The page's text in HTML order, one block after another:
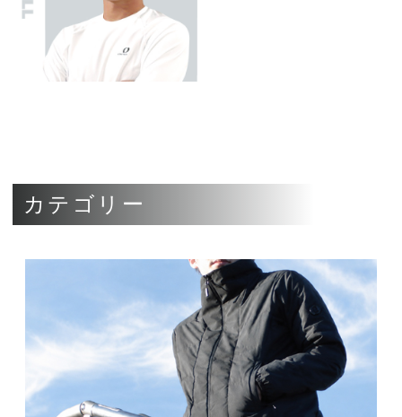
カテゴリー